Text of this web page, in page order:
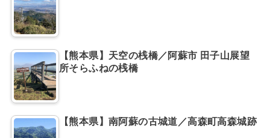
【熊本県】天空の桟橋／阿蘇市 田子山展望
所そらふねの桟橋
【熊本県】南阿蘇の古城道／高森町高森城跡